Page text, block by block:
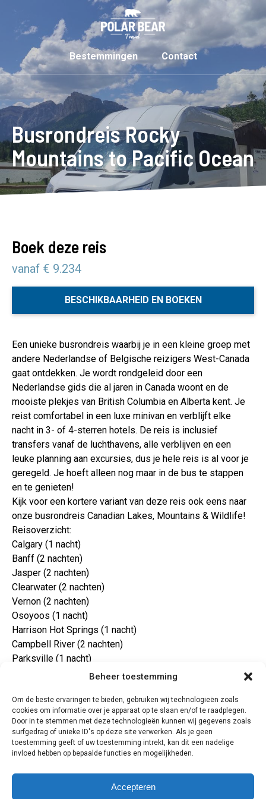
Beheer toestemming
Om de beste ervaringen te bieden, gebruiken wij technologieën zoals
cookies om informatie over je apparaat op te slaan en/of te raadplegen.
Door in te stemmen met deze technologieën kunnen wij gegevens zoals
surfgedrag of unieke ID's op deze site verwerken. Als je geen
toestemming geeft of uw toestemming intrekt, kan dit een nadelige
invloed hebben op bepaalde functies en mogelijkheden.
Accepteren
Bestemmingen Contact
Busrondreis Rocky
Mountains to Pacific Ocean
Boek deze reis
vanaf € 9.234
BESCHIKBAARHEID EN BOEKEN
Een unieke busrondreis waarbij je in een kleine groep met
andere Nederlandse of Belgische reizigers West-Canada
gaat ontdekken. Je wordt rondgeleid door een
Nederlandse gids die al jaren in Canada woont en de
mooiste plekjes van British Columbia en Alberta kent. Je
reist comfortabel in een luxe minivan en verblijft elke
nacht in 3- of 4-sterren hotels. De reis is inclusief
transfers vanaf de luchthavens, alle verblijven en een
leuke planning aan excursies, dus je hele reis is al voor je
geregeld. Je hoeft alleen nog maar in de bus te stappen
en te genieten!
Kijk voor een kortere variant van deze reis ook eens naar
onze busrondreis Canadian Lakes, Mountains & Wildlife!
Reisoverzicht:
Calgary (1 nacht)
Banff (2 nachten)
Jasper (2 nachten)
Clearwater (2 nachten)
Vernon (2 nachten)
Osoyoos (1 nacht)
Harrison Hot Springs (1 nacht)
Campbell River (2 nachten)
Parksville (1 nacht)
Parksville (1 nacht)
Victoria (2 nachten)
Vancouver (1 nacht)
Vertrekdata:
20/05/25 en 01/07/25
Vervoer
Je vliegt met de directe vluchten van KLM naar Calgary en